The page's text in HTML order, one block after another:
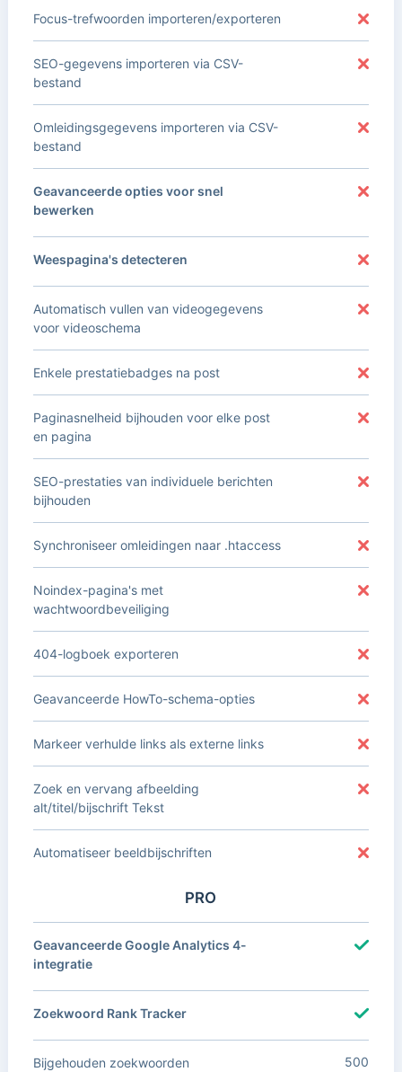
Focus-trefwoorden importeren/exporteren
SEO-gegevens importeren via CSV-
bestand
Omleidingsgegevens importeren via CSV-
bestand
Geavanceerde opties voor snel
bewerken
Weespagina's detecteren
Automatisch vullen van videogegevens
voor videoschema
Enkele prestatiebadges na post
Paginasnelheid bijhouden voor elke post
en pagina
SEO-prestaties van individuele berichten
bijhouden
Synchroniseer omleidingen naar .htaccess
Noindex-pagina's met
wachtwoordbeveiliging
404-logboek exporteren
Geavanceerde HowTo-schema-opties
Markeer verhulde links als externe links
Zoek en vervang afbeelding
alt/titel/bijschrift Tekst
Automatiseer beeldbijschriften
PRO
Geavanceerde Google Analytics 4-
integratie
Zoekwoord Rank Tracker
Bijgehouden zoekwoorden 500